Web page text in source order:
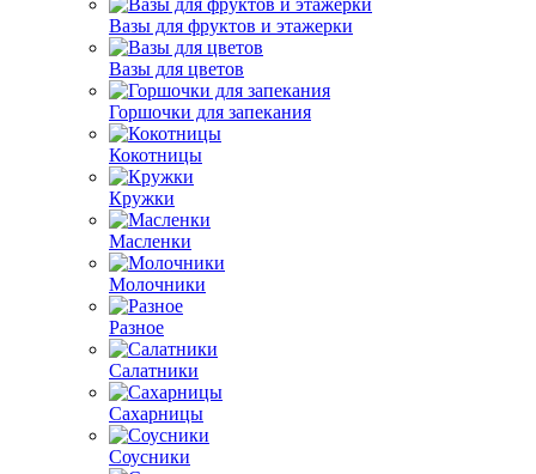
Вазы для фруктов и этажерки
Вазы для цветов
Горшочки для запекания
Кокотницы
Кружки
Масленки
Молочники
Разное
Салатники
Сахарницы
Соусники